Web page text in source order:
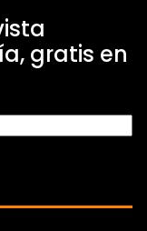
gratis en